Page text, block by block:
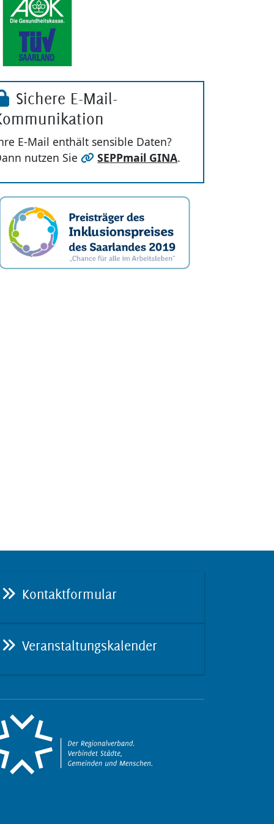
Sichere E-Mail-
E-Mail enthält sensible Daten?
nutzen Sie
SEPPmail GINA.
Kontaktformular
Veranstaltungskalender